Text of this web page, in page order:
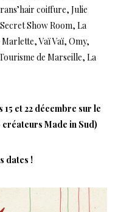
coiffure, Julie
Show Room, La
Vaï Vaï, Omy,
de Marseille, La
et 22 décembre sur le
Made in Sud)
dates !